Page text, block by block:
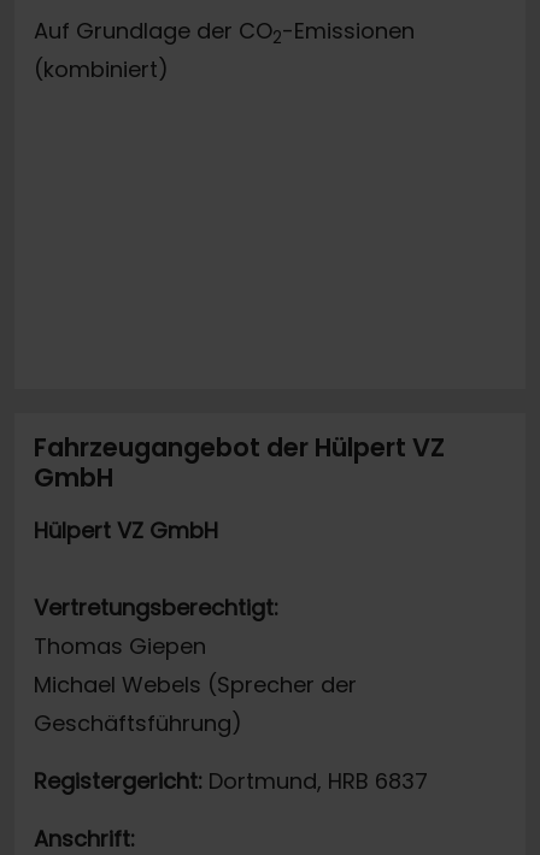
Auf Grundlage der CO2-Emissionen
(kombiniert)
Fahrzeugangebot der Hülpert VZ
GmbH
Hülpert VZ GmbH
Vertretungsberechtigt:
Thomas Giepen
Michael Webels (Sprecher der
Geschäftsführung)
Registergericht: Dortmund, HRB 6837
Anschrift: